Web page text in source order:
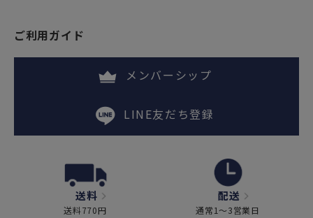
ご利用ガイド
メンバーシップ
LINE友だち登録
送料
送料770円
配送
通常1～3営業日